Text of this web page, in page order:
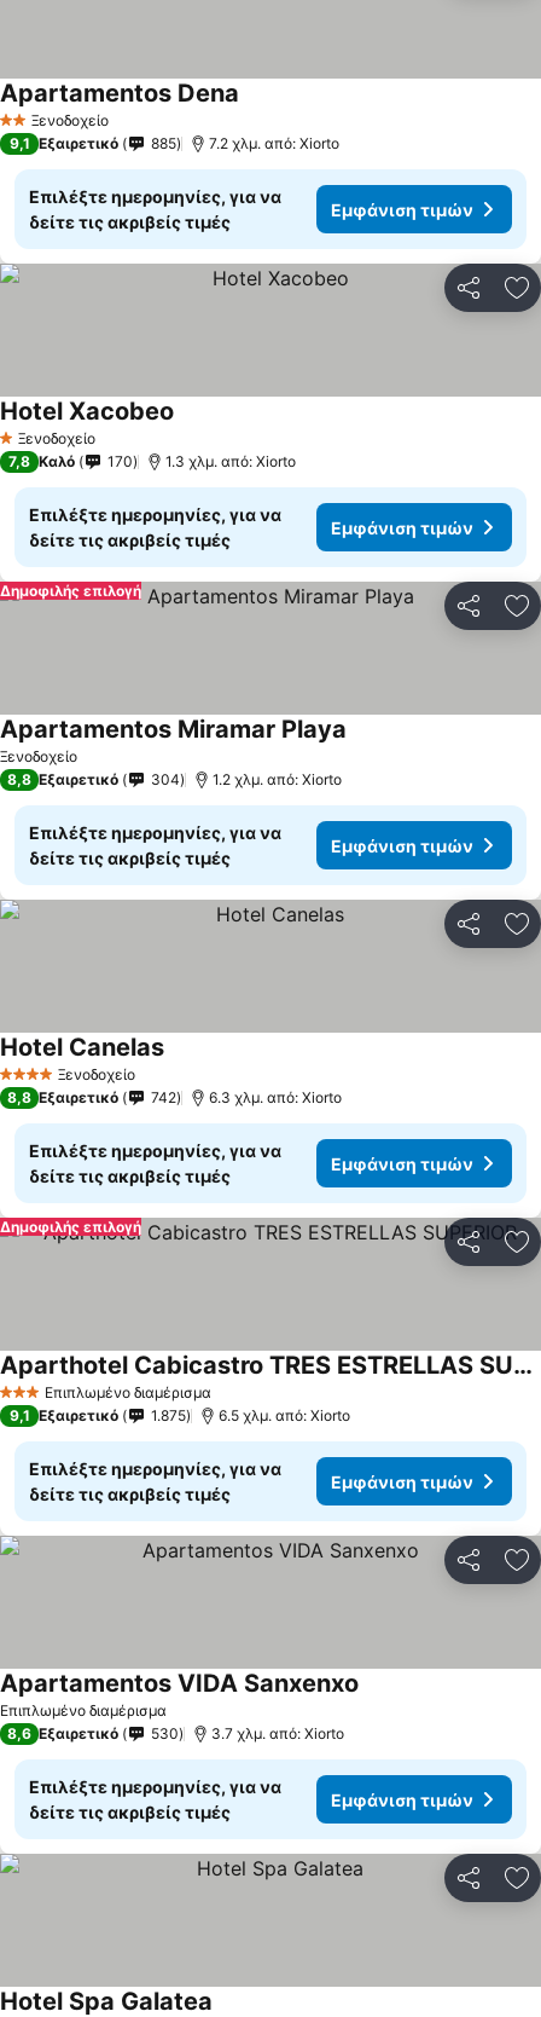
2 ΑστέριαΞενοδοχείο
Apartamentos Dena
9,1 Εξαιρετικό 885 7.2 χλμ. από: Xiorto
Επιλέξτε ημερομηνίες, για να
δείτε τις ακριβείς τιμές
Εμφάνιση τιμών
1 Αστέρια
Ξενοδοχείο
Hotel Xacobeo
7,8 Καλό 170 1.3 χλμ. από: Xiorto
Επιλέξτε ημερομηνίες, για να
δείτε τις ακριβείς τιμές
Εμφάνιση τιμών
Δημοφιλής επιλογή
Ξενοδοχείο
Apartamentos Miramar Playa
8,8 Εξαιρετικό 304 1.2 χλμ. από: Xiorto
Επιλέξτε ημερομηνίες, για να
δείτε τις ακριβείς τιμές
Εμφάνιση τιμών
4 ΑστέριαΞενοδοχείο
Hotel Canelas
8,8 Εξαιρετικό 742 6.3 χλμ. από: Xiorto
Επιλέξτε ημερομηνίες, για να
δείτε τις ακριβείς τιμές
Εμφάνιση τιμών
Δημοφιλής επιλογή
3 ΑστέριαΕπιπλωμένο διαμέρισμα
Aparthotel Cabicastro TRES ESTRELLAS SUPERIOR
9,1 Εξαιρετικό 1.875 6.5 χλμ. από: Xiorto
Επιλέξτε ημερομηνίες, για να
δείτε τις ακριβείς τιμές
Εμφάνιση τιμών
Επιπλωμένο διαμέρισμα
Apartamentos VIDA Sanxenxo
8,6 Εξαιρετικό 530 3.7 χλμ. από: Xiorto
Επιλέξτε ημερομηνίες, για να
δείτε τις ακριβείς τιμές
Εμφάνιση τιμών
Hotel Spa Galatea